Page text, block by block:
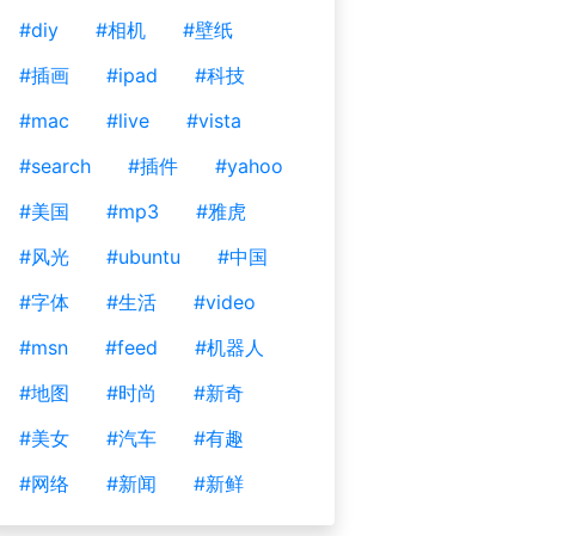
#diy
#相机
#壁纸
#插画
#ipad
#科技
#mac
#live
#vista
#search
#插件
#yahoo
#美国
#mp3
#雅虎
#风光
#ubuntu
#中国
#字体
#生活
#video
#msn
#feed
#机器人
#地图
#时尚
#新奇
#美女
#汽车
#有趣
#网络
#新闻 #新鲜